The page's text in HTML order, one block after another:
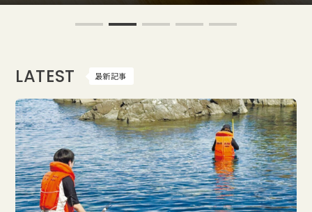
LATEST 最新記事